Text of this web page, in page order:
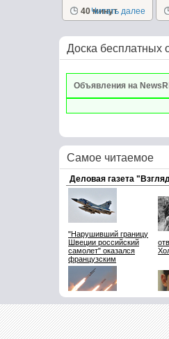
40 минут
Читать далее
Доска бесплатных
Объявления на
Самое читаемое